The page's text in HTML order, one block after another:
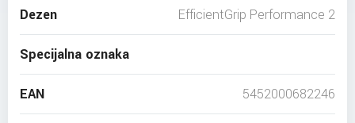
Dezen EfficientGrip Performance 2
Specijalna oznaka
EAN 5452000682246